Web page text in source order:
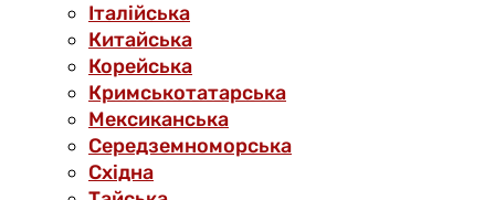
Італійська
Китайська
Корейська
Кримськотатарська
Мексиканська
Середземноморська
Східна